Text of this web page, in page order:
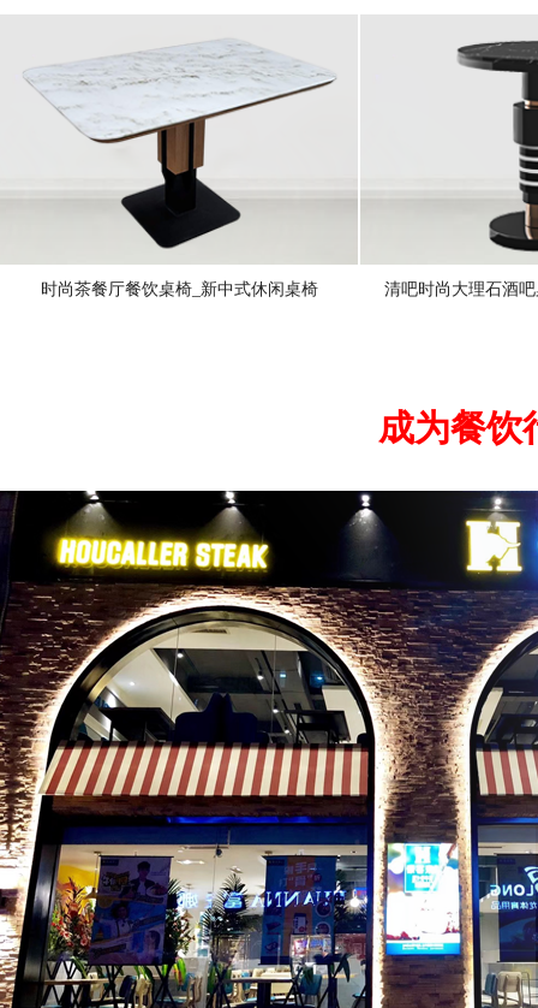
时尚茶餐厅餐饮桌椅_新中式休闲桌椅 清吧时尚大理石酒
成为餐饮